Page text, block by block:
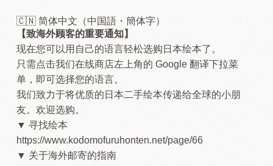
🇨🇳 简体中文（中国語・簡体字）
【致海外顾客的重要通知】
现在您可以用自己的语言轻松选购日本绘本了。
只需点击我们在线商店左上角的 Google 翻译下拉菜
单，即可选择您的语言。
我们致力于将优质的日本二手绘本传递给全球的小朋
友。欢迎选购。
▼ 寻找绘本
https://www.kodomofuruhonten.net/page/66
▼ 关于海外邮寄的指南